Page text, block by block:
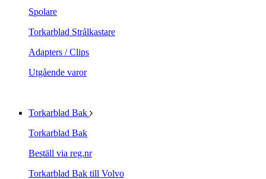
Spolare
Torkarblad Strålkastare
Adapters / Clips
Utgående varor
Torkarblad Bak
Torkarblad Bak
Beställ via reg.nr
Torkarblad Bak till Volvo